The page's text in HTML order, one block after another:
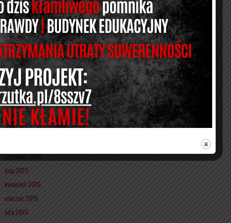
czerwiec 2016
maj 2016
kwiecień 2016
luty 2016
styczeń 2016
grudzień 2015
listopad 2015
październik 2015
wrzesień 2015
sierpień 2015
czerwiec 2015
maj 2015
kwiecień 2015
marzec 2015
luty 2015